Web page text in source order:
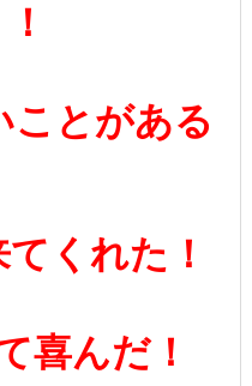
ことがある
くれた！
喜んだ！